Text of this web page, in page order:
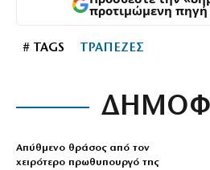
προτιμώμενη πηγή
# TAGS ΤΡΑΠΕΖΕΣ
Απύθμενο θράσος από τον
χειρότερο πρωθυπουργό της